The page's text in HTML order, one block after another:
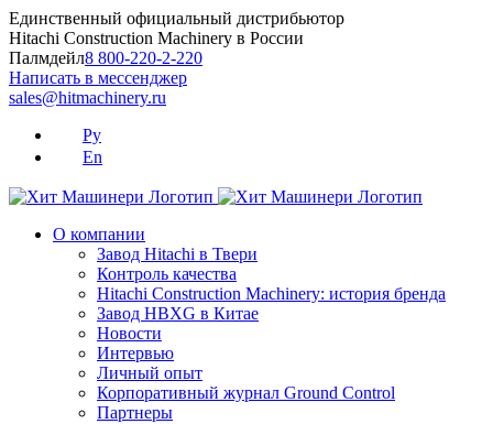
Skip
to
content
Единственный официальный дистрибьютор
Hitachi Construction Machinery в России
Палмдейл8 800-220-2-220
Написать в мессенджер
sales@hitmachinery.ru
Ру
En
О компании
Завод Hitachi в Твери
Контроль качества
Hitachi Construction Machinery: история бренда
Завод HBXG в Китае
Новости
Интервью
Личный опыт
Корпоративный журнал Ground Control
Партнеры